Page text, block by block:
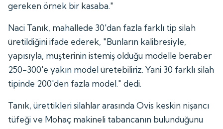
gereken örnek bir kasaba."
Naci Tanık, mahallede 30'dan fazla farklı tip silah
üretildiğini ifade ederek, "Bunların kalibresiyle,
yapısıyla, müşterinin istemiş olduğu modelle beraber
250-300'e yakın model üretebiliriz. Yani 30 farklı silah
tipinde 200'den fazla model." dedi.
Tanık, ürettikleri silahlar arasında Ovis keskin nişancı
tüfeği ve Mohaç makineli tabancanın bulunduğunu